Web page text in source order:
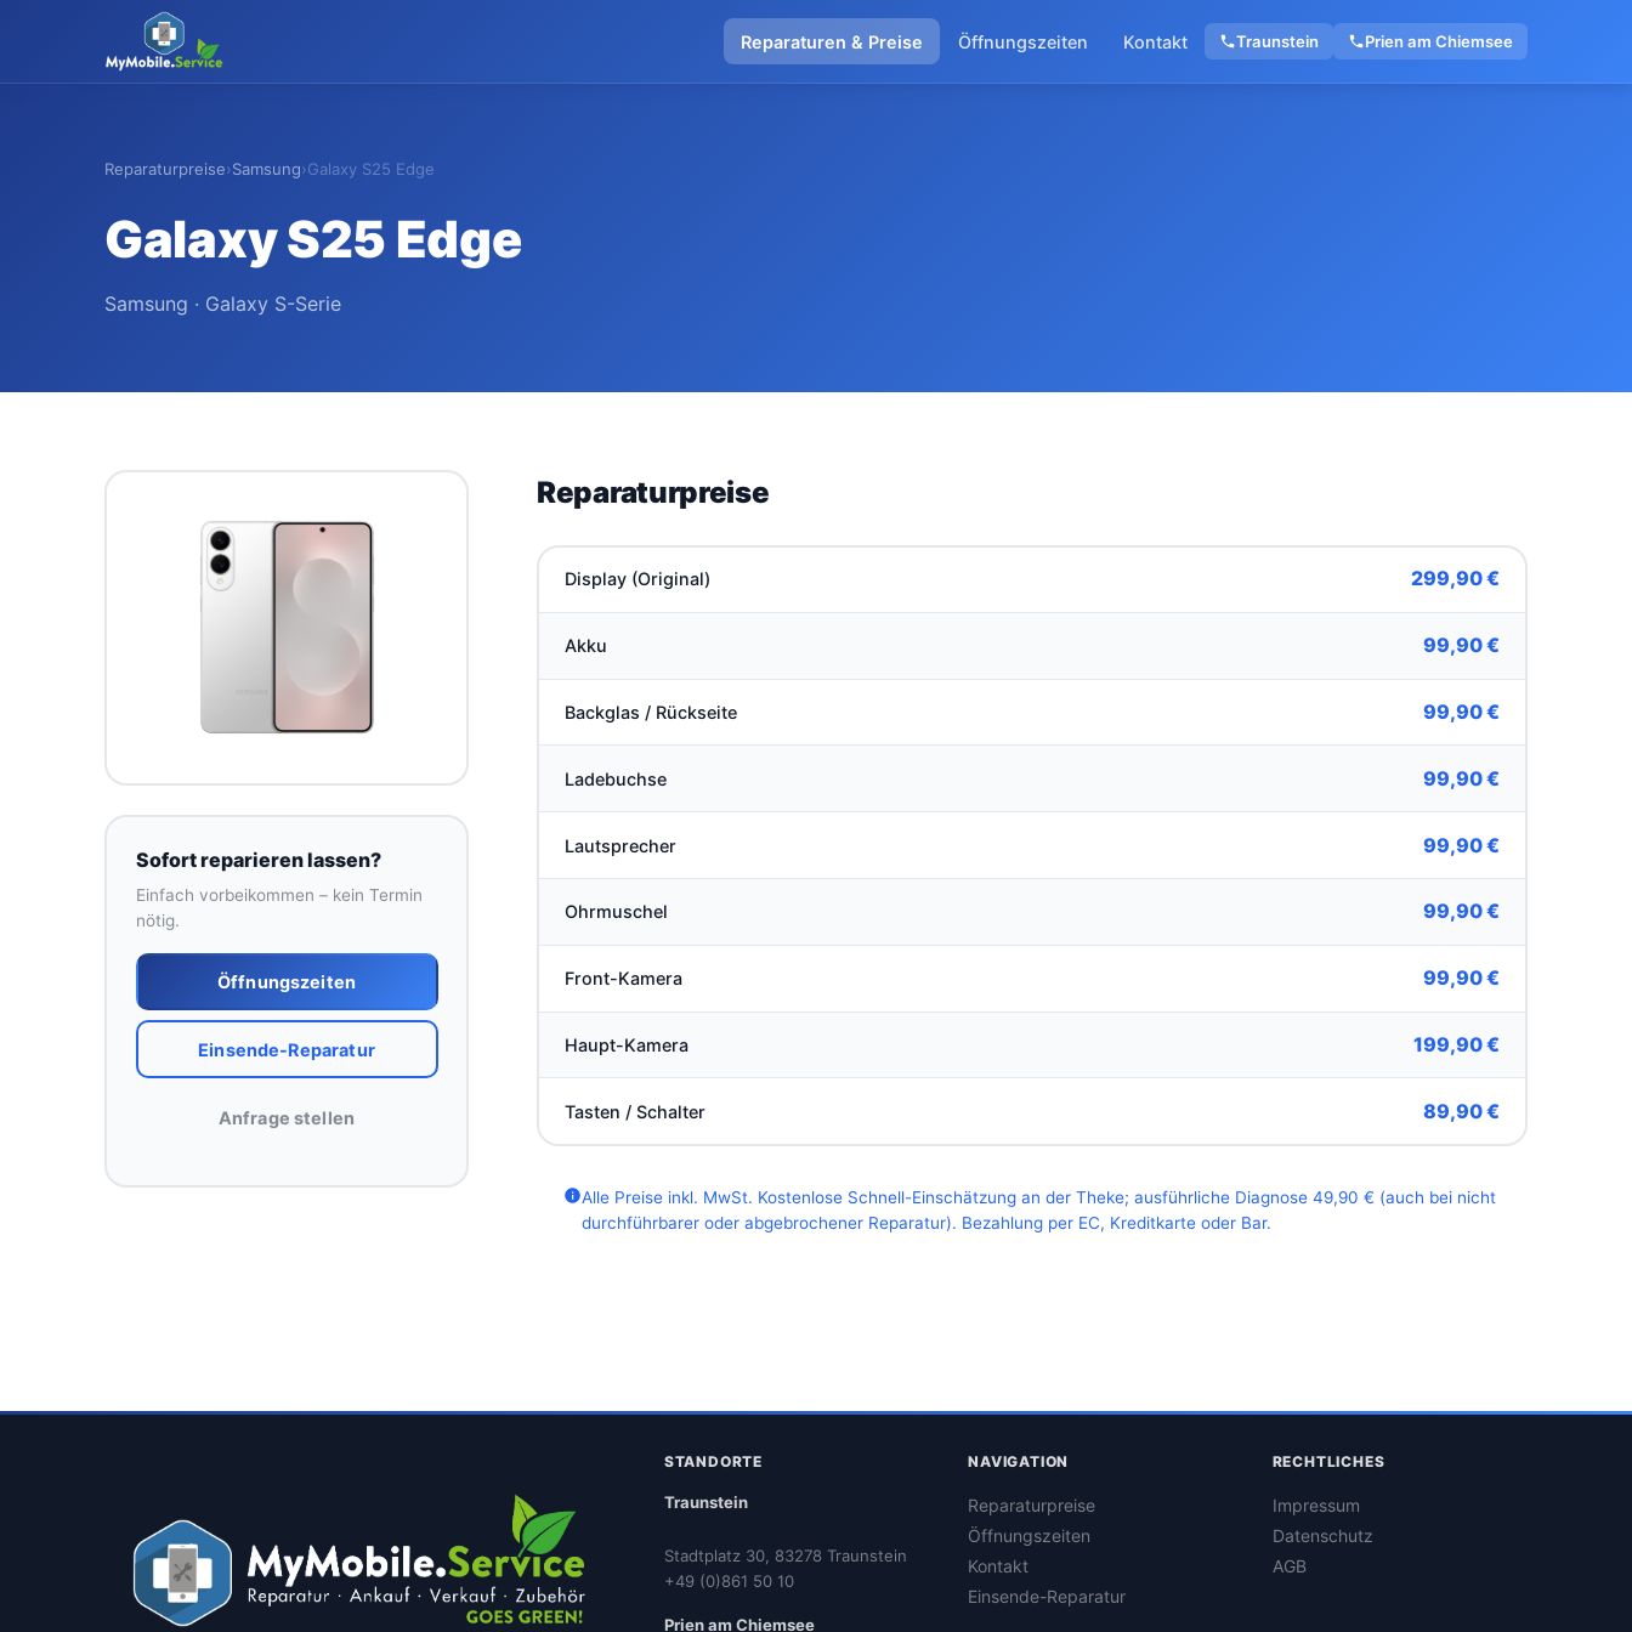
MyMobile.Service
Reparaturen & Preise Öffnungszeiten Kontakt Traunstein Prien am Chiemsee
Reparaturpreise›Samsung›Galaxy S25 Edge
Galaxy S25 Edge
Samsung · Galaxy S-Serie
Sofort reparieren lassen?
Einfach vorbeikommen – kein Termin
nötig.
Öffnungszeiten
Einsende-Reparatur
Anfrage stellen
Reparaturpreise
Display (Original) 299,90 €
Akku 99,90 €
Backglas / Rückseite 99,90 €
Ladebuchse 99,90 €
Lautsprecher 99,90 €
Ohrmuschel 99,90 €
Front-Kamera 99,90 €
Haupt-Kamera 199,90 €
Tasten / Schalter 89,90 €
Alle Preise inkl. MwSt. Kostenlose Schnell-Einschätzung an der Theke; ausführliche Diagnose 49,90 € (auch bei nicht
durchführbarer oder abgebrochener Reparatur). Bezahlung per EC, Kreditkarte oder Bar.
STANDORTE
Traunstein
Stadtplatz 30, 83278 Traunstein
+49 (0)861 50 10
Prien am Chiemsee
NAVIGATION
Reparaturpreise
Öffnungszeiten
Kontakt
Einsende-Reparatur
RECHTLICHES
Impressum
Datenschutz
AGB